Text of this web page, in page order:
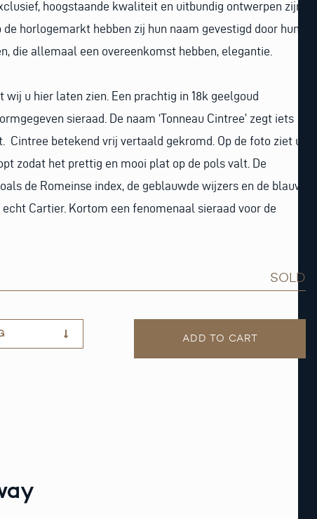
hoogstaande kwaliteit en uitbundig ontwerpen zijn
de horlogemarkt hebben zij hun naam gevestigd door hun
die allemaal een overeenkomst hebben, elegantie.
wij u hier laten zien. Een prachtig in 18k geelgoud
sieraad. De naam ‘Tonneau Cintree’ zegt iets
Cintree betekend vrij vertaald gekromd. Op de foto ziet u
zodat het prettig en mooi plat op de pols valt. De
de Romeinse index, de geblauwde wijzers en de blauw
Cartier. Kortom een fenomenaal sieraad voor de
SOLD
ADD TO CART